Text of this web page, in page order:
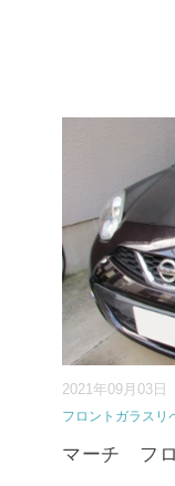
2021年09月03日
フロントガラスリ
マーチ フ